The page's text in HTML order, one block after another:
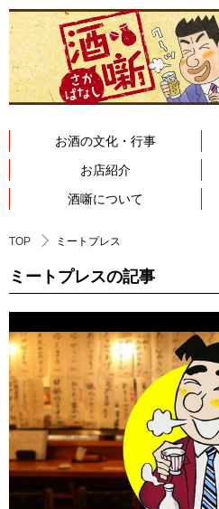
お酒の文化・行事
お店紹介
酒噺について
TOP ミートプレス
ミートプレスの記事